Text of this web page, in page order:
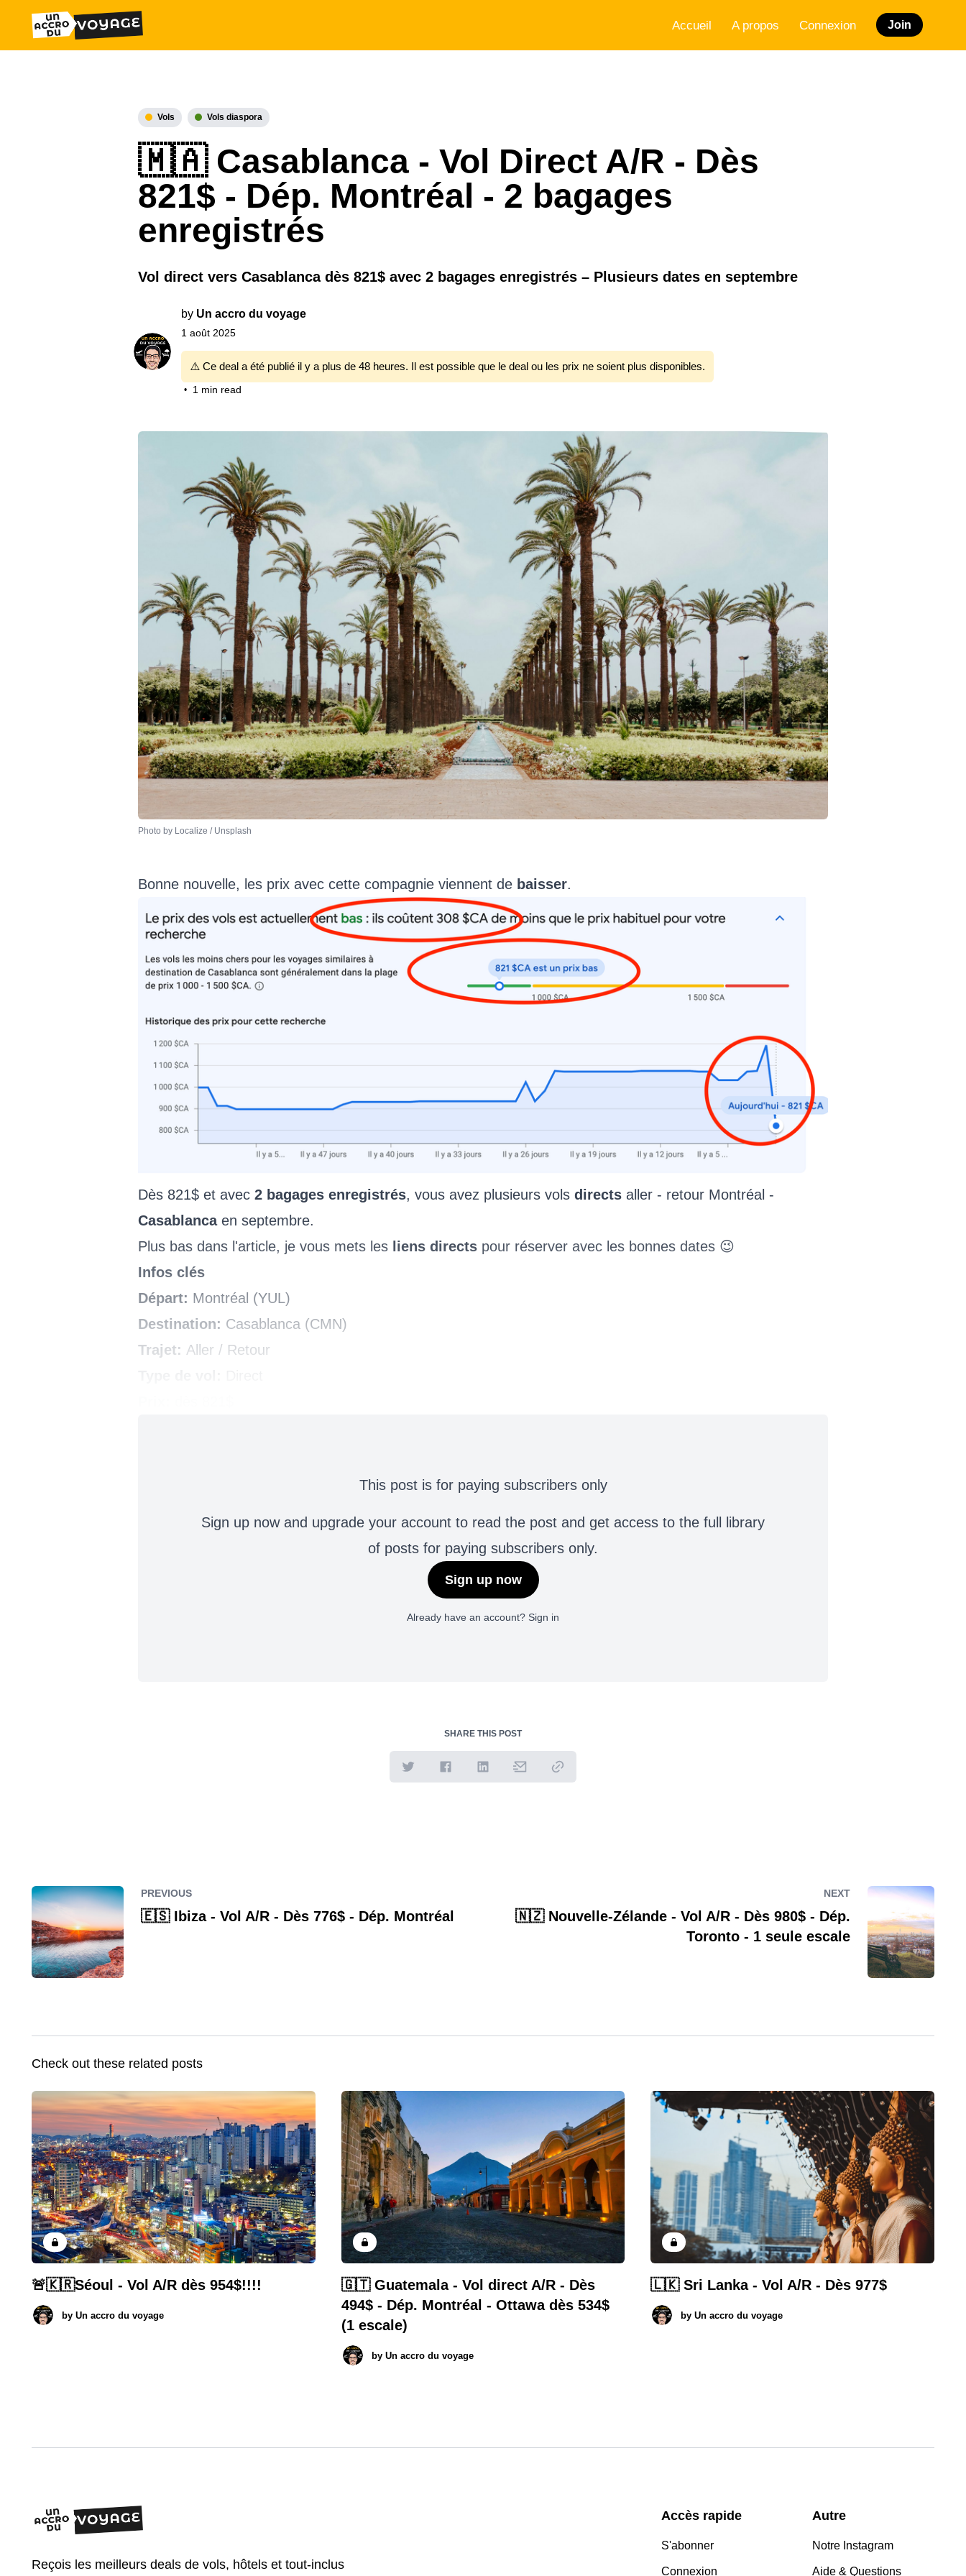
Accueil A propos Connexion Join
Vols Vols diaspora
🇲🇦 Casablanca - Vol Direct A/R - Dès
821$ - Dép. Montréal - 2 bagages
enregistrés
Vol direct vers Casablanca dès 821$ avec 2 bagages enregistrés – Plusieurs dates en septembre
by Un accro du voyage
1 août 2025
⚠️ Ce deal a été publié il y a plus de 48 heures. Il est possible que le deal ou les prix ne soient plus disponibles.
• 1 min read
Photo by Localize / Unsplash
Bonne nouvelle, les prix avec cette compagnie viennent de baisser.
Dès 821$ et avec 2 bagages enregistrés, vous avez plusieurs vols directs aller - retour Montréal -
Casablancaen septembre.
Plus bas dans l'article, je vous mets les liens directs pour réserver avec les bonnes dates 😉
Infos clés
Départ: Montréal (YUL)
Destination: Casablanca (CMN)
Trajet: Aller / Retour
This post is for paying subscribers only
Sign up now and upgrade your account to read the post and get access to the full library
of posts for paying subscribers only.
Sign up now
Already have an account? Sign in
SHARE THIS POST
PREVIOUS
🇪🇸 Ibiza - Vol A/R - Dès 776$ - Dép. Montréal
NEXT
🇳🇿 Nouvelle-Zélande - Vol A/R - Dès 980$ - Dép.
Toronto - 1 seule escale
Check out these related posts
🚨🇰🇷Séoul - Vol A/R dès 954$!!!!
by Un accro du voyage
🇬🇹 Guatemala - Vol direct A/R - Dès
494$ - Dép. Montréal - Ottawa dès 534$
(1 escale)
by Un accro du voyage
🇱🇰 Sri Lanka - Vol A/R - Dès 977$
by Un accro du voyage
Reçois les meilleurs deals de vols, hôtels et tout-inclus
Accès rapide
S'abonner
Connexion
Autre
Notre Instagram
Aide & Questions